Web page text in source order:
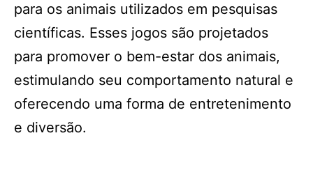
para os animais utilizados em pesquisas
científicas. Esses jogos são projetados
para promover o bem-estar dos animais,
estimulando seu comportamento natural e
oferecendo uma forma de entretenimento
e diversão.